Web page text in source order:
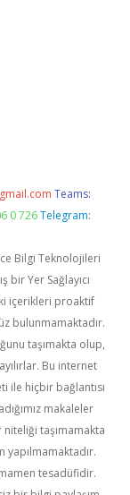
Teams:
0 726 Telegram:
Bilgi Teknolojileri
bir Yer Sağlayıcı
içerikleri proaktif
bulunmamaktadır.
taşımakta olup,
Bu internet
ile hiçbir bağlantısı
makaleler
taşımamakta
yapılmamaktadır.
tesadüfidir.